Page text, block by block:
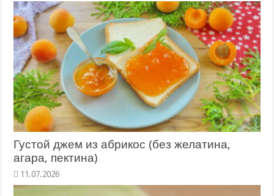
Густой джем из абрикос (без желатина,
агара, пектина)
11.07.2026